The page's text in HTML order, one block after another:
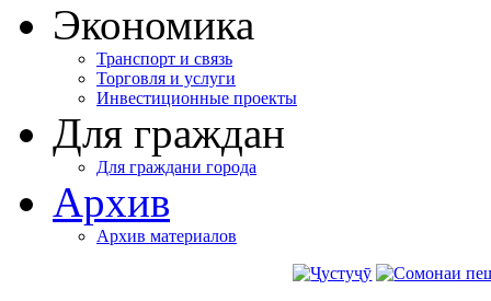
Экономика
Транспорт и связь
Торговля и услуги
Инвестиционные проекты
Для граждан
Для граждани города
Архив
Архив материалов